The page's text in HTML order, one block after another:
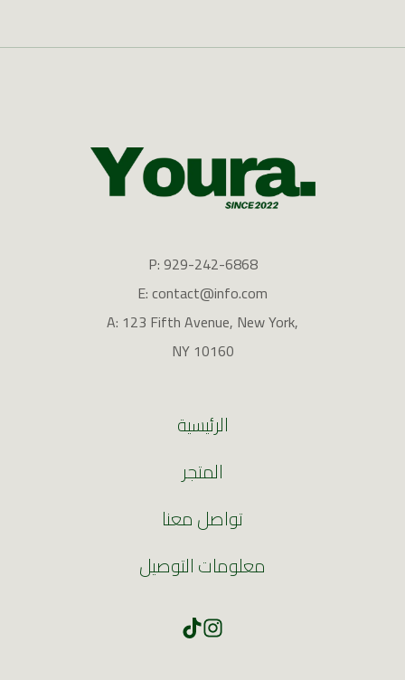
P: 929-242-6868
E: contact@info.com
A: 123 Fifth Avenue, New York,
NY 10160
الرئيسية
المتجر
تواصل معنا
معلومات التوصيل